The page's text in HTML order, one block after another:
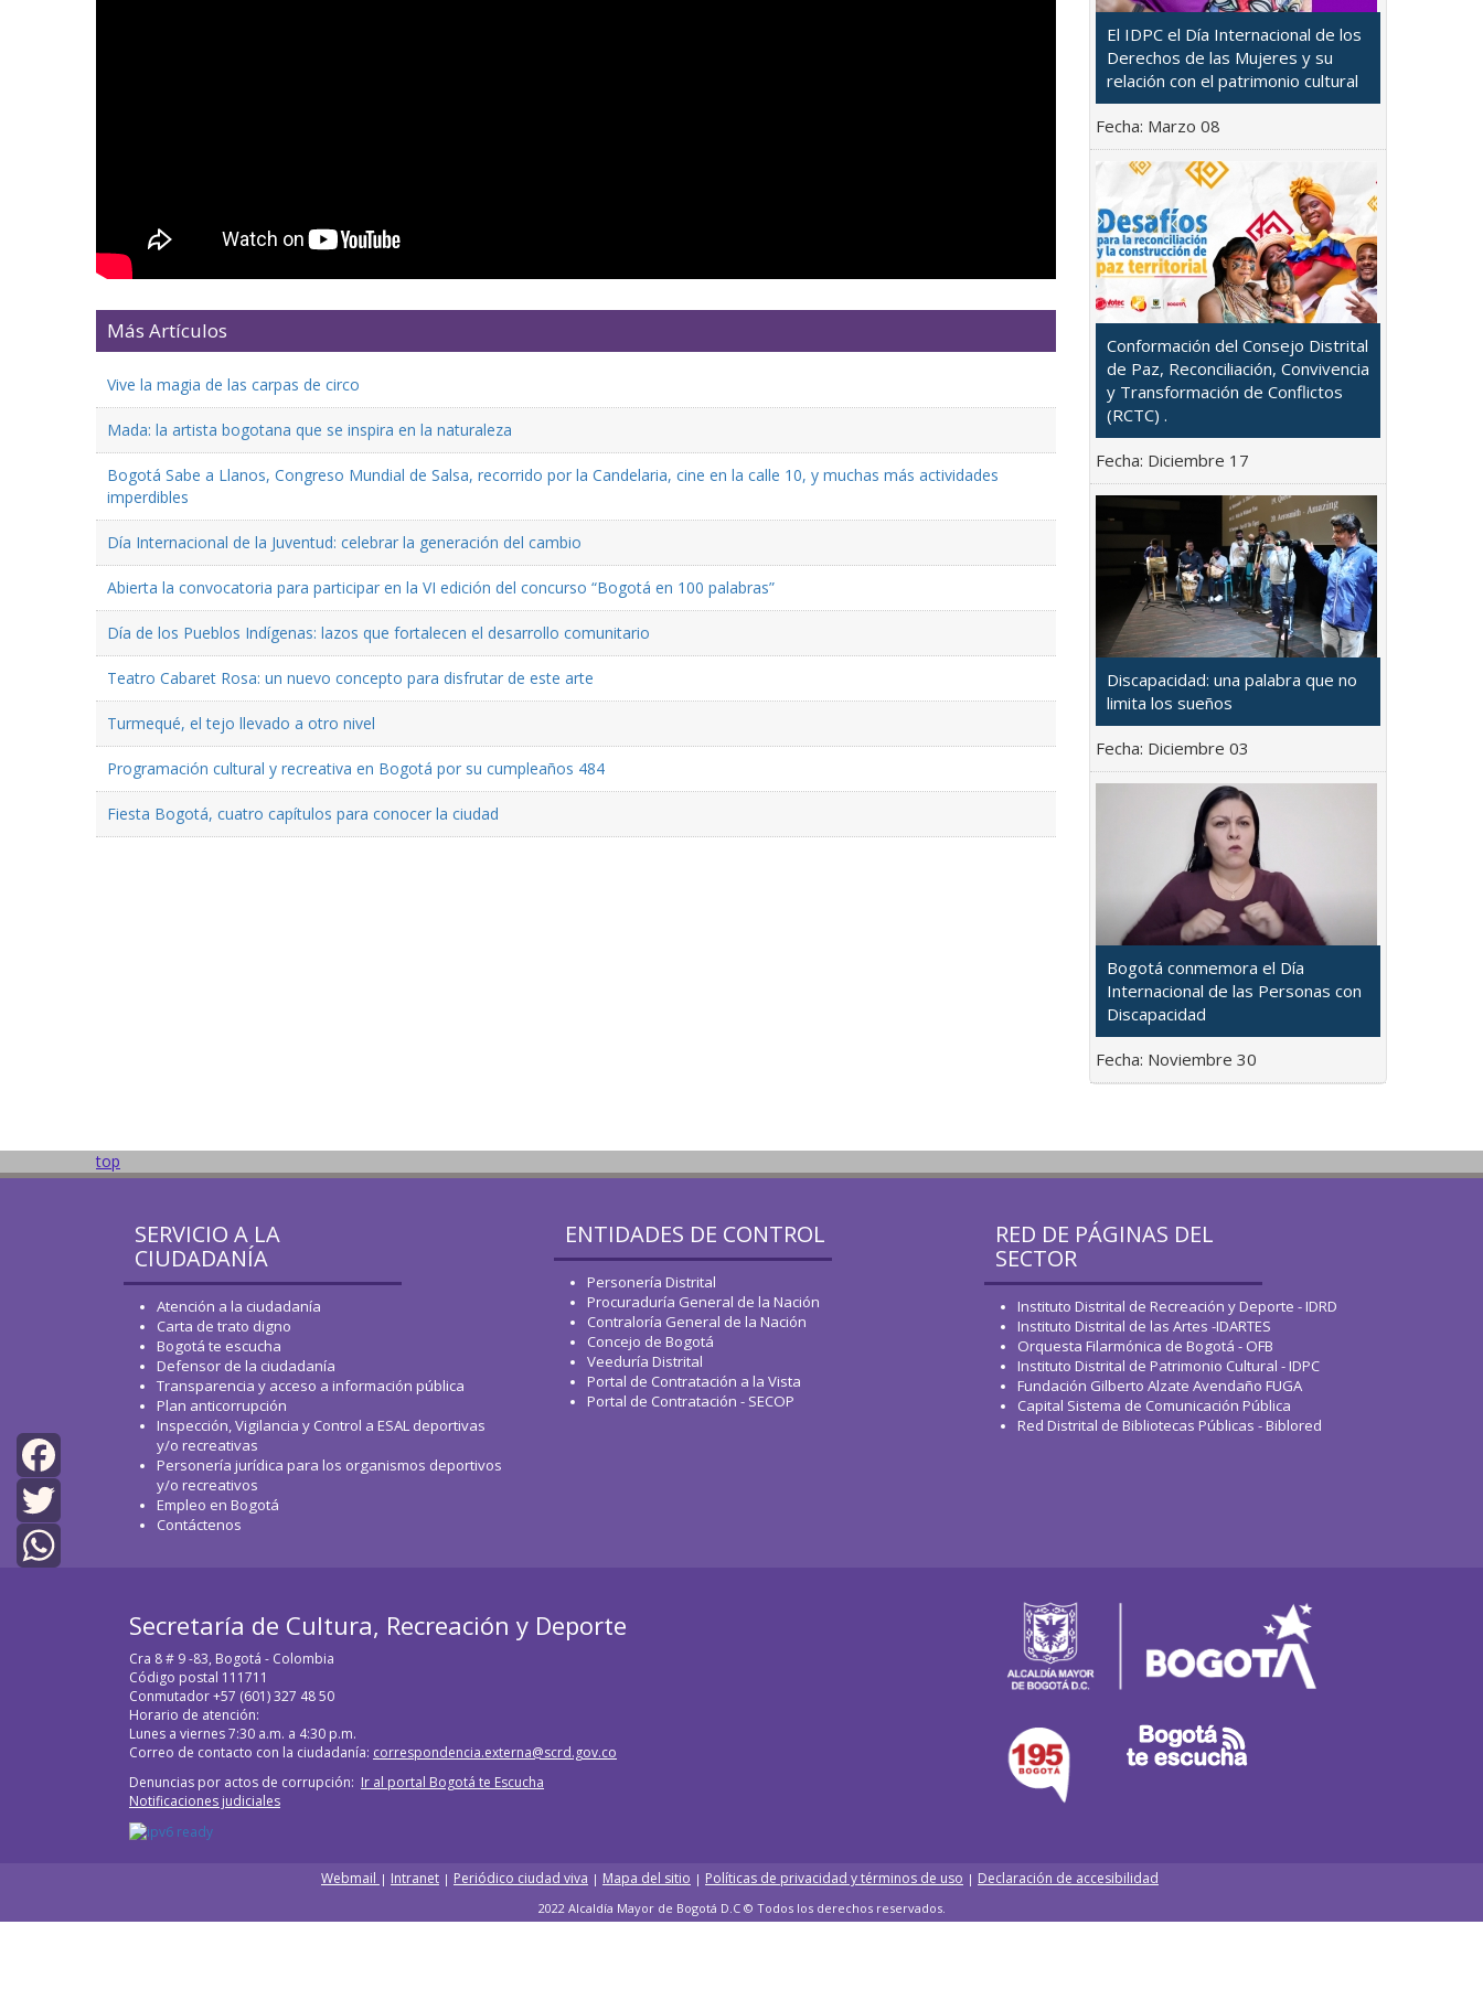
Facebook
Twitter
Más Artículos
Vive la magia de las carpas de circo
Mada: la artista bogotana que se inspira en la naturaleza
Bogotá Sabe a Llanos, Congreso Mundial de Salsa, recorrido por la Candelaria, cine en la calle 10, y muchas más actividades
imperdibles
Día Internacional de la Juventud: celebrar la generación del cambio
Abierta la convocatoria para participar en la VI edición del concurso “Bogotá en 100 palabras”
Día de los Pueblos Indígenas: lazos que fortalecen el desarrollo comunitario
Teatro Cabaret Rosa: un nuevo concepto para disfrutar de este arte
Turmequé, el tejo llevado a otro nivel
Programación cultural y recreativa en Bogotá por su cumpleaños 484
Fiesta Bogotá, cuatro capítulos para conocer la ciudad
El IDPC el Día Internacional de los
Derechos de las Mujeres y su
relación con el patrimonio cultural
Fecha: Marzo 08
Conformación del Consejo Distrital
de Paz, Reconciliación, Convivencia
y Transformación de Conflictos
(RCTC) .
Fecha: Diciembre 17
Discapacidad: una palabra que no
limita los sueños
Fecha: Diciembre 03
Bogotá conmemora el Día
Internacional de las Personas con
Discapacidad
Fecha: Noviembre 30
top
SERVICIO A LA
CIUDADANÍA
Atención a la ciudadanía
Carta de trato digno
Bogotá te escucha
Defensor de la ciudadanía
Transparencia y acceso a información pública
Plan anticorrupción
Inspección, Vigilancia y Control a ESAL deportivas
y/o recreativas
Personería jurídica para los organismos deportivos
y/o recreativos
Empleo en Bogotá
Contáctenos
ENTIDADES DE CONTROL
Personería Distrital
Procuraduría General de la Nación
Contraloría General de la Nación
Concejo de Bogotá
Veeduría Distrital
Portal de Contratación a la Vista
Portal de Contratación - SECOP
RED DE PÁGINAS DEL
SECTOR
Instituto Distrital de Recreación y Deporte - IDRD
Instituto Distrital de las Artes -IDARTES
Orquesta Filarmónica de Bogotá - OFB
Instituto Distrital de Patrimonio Cultural - IDPC
Fundación Gilberto Alzate Avendaño FUGA
Capital Sistema de Comunicación Pública
Red Distrital de Bibliotecas Públicas - Biblored
Secretaría de Cultura, Recreación y Deporte
Cra 8 # 9 -83, Bogotá - Colombia
Código postal 111711
Conmutador +57 (601) 327 48 50
Horario de atención:
Lunes a viernes 7:30 a.m. a 4:30 p.m.
Correo de contacto con la ciudadanía: correspondencia.externa@scrd.gov.co
Denuncias por actos de corrupción: Ir al portal Bogotá te Escucha
Notificaciones judiciales
Webmail | Intranet | Periódico ciudad viva | Mapa del sitio | Políticas de privacidad y términos de uso | Declaración de accesibilidad
2022 Alcaldía Mayor de Bogotá D.C © Todos los derechos reservados.